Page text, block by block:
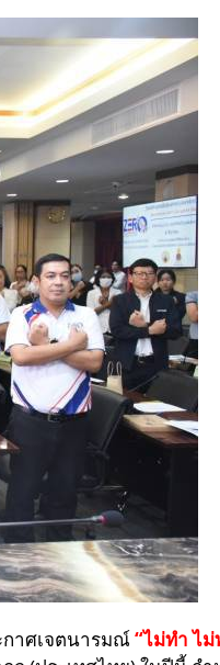
าศเจตนารมณ์“ไม่ทำ ไ